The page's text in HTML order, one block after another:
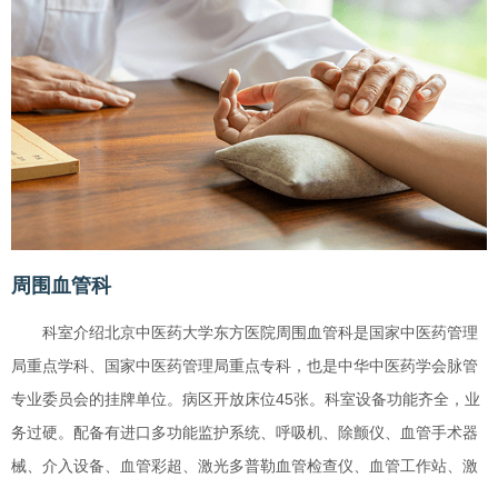
周围血管科
科室介绍北京中医药大学东方医院周围血管科是国家中医药管理
局重点学科、国家中医药管理局重点专科，也是中华中医药学会脉管
专业委员会的挂牌单位。病区开放床位45张。科室设备功能齐全，业
务过硬。配备有进口多功能监护系统、呼吸机、除颤仪、血管手术器
械、介入设备、血管彩超、激光多普勒血管检查仪、血管工作站、激